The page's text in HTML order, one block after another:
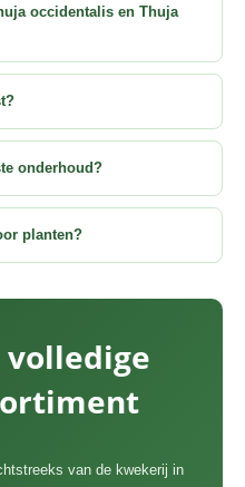
occidentalis en Thuja
onderhoud?
planten?
van de kwekerij in